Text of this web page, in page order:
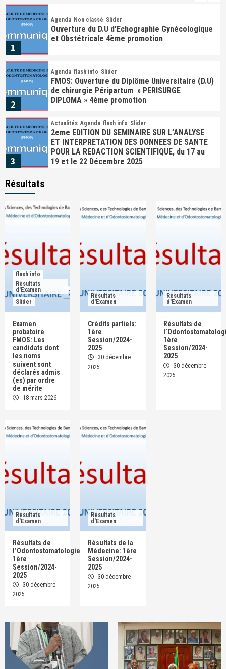
1
Agenda Non classé Slider
Ouverture du D.U d’Echographie Gynécologique
et Obstétricale 4ème promotion
2
Agenda flash info Slider
FMOS: Ouverture du Diplôme Universitaire (D.U)
de chirurgie Péripartum » PERISURGE
DIPLOMA » 4ème promotion
3
Actualités Agenda flash info Slider
2eme EDITION DU SEMINAIRE SUR L’ANALYSE
ET INTERPRETATION DES DONNEES DE SANTE
POUR LA REDACTION SCIENTIFIQUE, du 17 au
19 et le 22 Décembre 2025
4
GENERALE ET SPECIALISEE: L’inscription est
ouverte.
Agenda flash info
Consultation et Chirurgie Ophtalmologiques
Gratuites: Du 17 au 21 novembre 2025
1
Non classé Slider
Ouverture du D.U d’Echographie Gynécologique
et Obstétricale 4ème promotion
2
flash info Slider
FMOS: Ouverture du Diplôme Universitaire (D.U)
de chirurgie Péripartum » PERISURGE
DIPLOMA » 4ème promotion
ET INTERPRETATION DES DONNEES DE SANTE
POUR LA REDACTION SCIENTIFIQUE, du 17 au
Résultats
flash info
Résultats
d'Examen
Slider
Examen
probatoire
FMOS: Les
candidats dont
les noms
suivent sont
déclarés admis
(es) par ordre
de mérite
18 mars 2026
Résultats
d'Examen
Crédits partiels:
1ère
Session/2024-
2025
30 décembre
2025
Résultats
d'Examen
Résultats de
1ère
Session/2024-
2025
30 décembre
2025
Résultats
d'Examen
Résultats de
l’Odontostomatologie:
1ère
Session/2024-
2025
30 décembre
2025
Résultats
d'Examen
Résultats de la
Médecine: 1ère
Session/2024-
2025
30 décembre
2025